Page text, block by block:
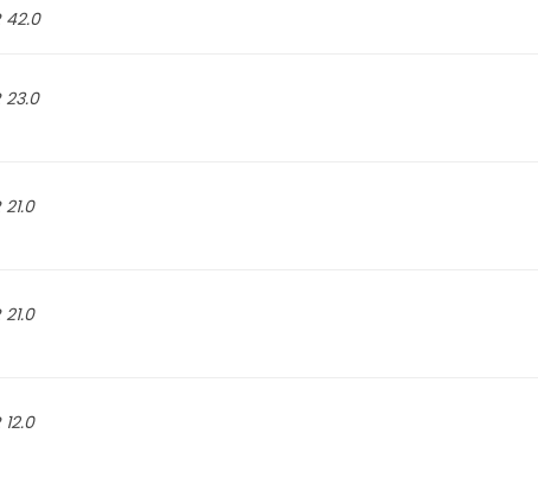
42.0 SAR
23.0 SAR
21.0 SAR
21.0 SAR
12.0 SAR